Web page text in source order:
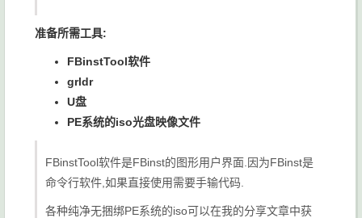
准备所需工具:
FBinstTool软件
grldr
U盘
PE系统的iso光盘映像文件
FBinstTool软件是FBinst的图形用户界面.因为FBinst是
命令行软件,如果直接使用需要手输代码.
各种纯净无捆绑PE系统的iso可以在我的分享文章中获